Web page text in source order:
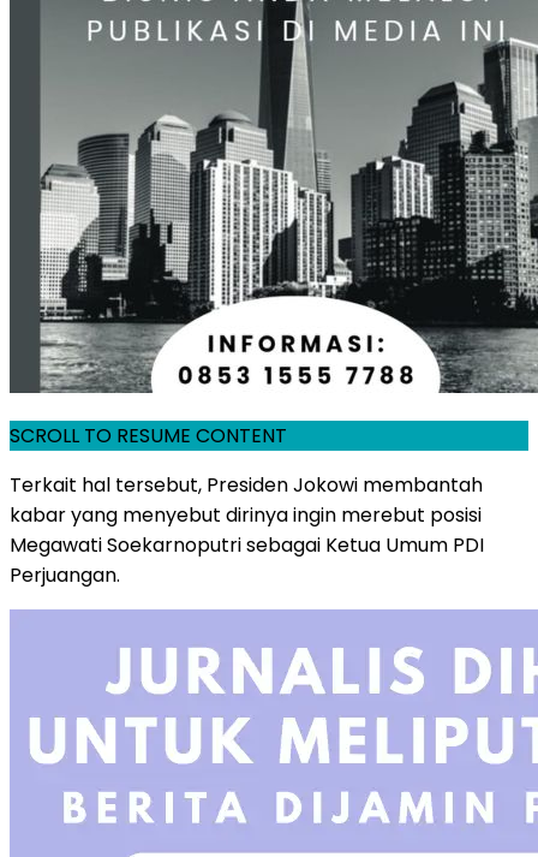
SCROLL TO RESUME CONTENT
Terkait hal tersebut, Presiden Jokowi membantah
kabar yang menyebut dirinya ingin merebut posisi
Megawati Soekarnoputri sebagai Ketua Umum PDI
Perjuangan.